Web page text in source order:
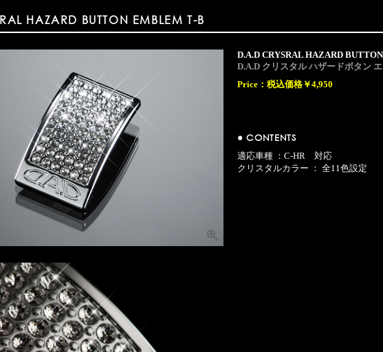
HAZARD BUTTON EMBLEM T-B
D.A.D CRYSRAL HAZARD
D.A.D クリスタル ハザードボタン
Price： 税込価格￥4,950
● CONTENTS
適応車種 ：C-HR 対応
クリスタルカラー ： 全11色設定